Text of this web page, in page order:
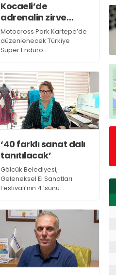
Kocaeli’de
adrenalin zirve
yapacak
Motocross Park Kartepe’de
düzenlenecek Türkiye
Süper Enduro
ve dayanıklılıklarını ortaya
koyarak izleyenlere
adrenalin dolu mücadeleler
yaşatacak
‘40 farklı sanat dalı
tanıtılacak’
Gölcük Belediyesi,
Geleneksel El Sanatları
Festivali’nin 4.’sünü
Komisyon Başkanı Naz
Camkıran, 7-9 Ağustos
tarihlerinde gerçekleşecek
organizasyon hakkında
yaptığı açıklamada,
“Yaklaşık 40 farklı sanat dalı